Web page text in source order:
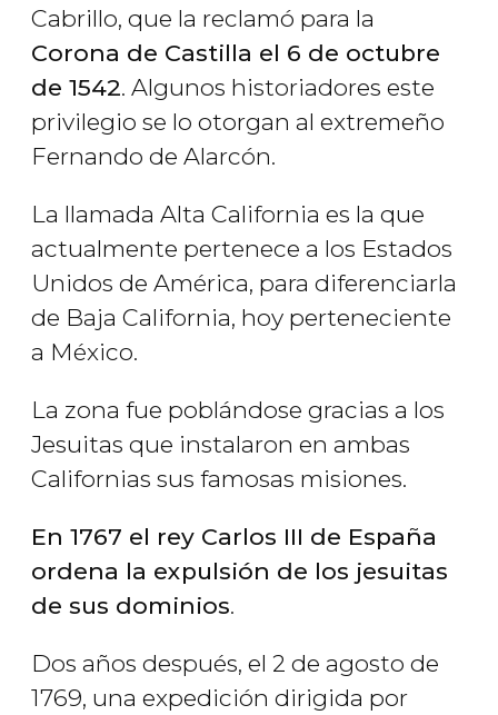
Cabrillo, que la reclamó para la
Corona de Castilla el 6 de octubre
de 1542. Algunos historiadores este
privilegio se lo otorgan al extremeño
Fernando de Alarcón.
La llamada Alta California es la que
actualmente pertenece a los Estados
Unidos de América, para diferenciarla
de Baja California, hoy perteneciente
a México.
La zona fue poblándose gracias a los
Jesuitas que instalaron en ambas
Californias sus famosas misiones.
En 1767 el rey Carlos III de España
ordena la expulsión de los jesuitas
de sus dominios.
Dos años después, el 2 de agosto de
1769, una expedición dirigida por